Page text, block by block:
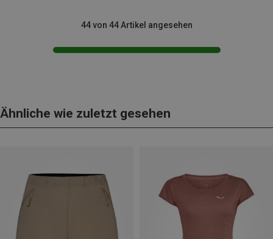
44 von 44 Artikel angesehen
Ähnliche wie zuletzt gesehen